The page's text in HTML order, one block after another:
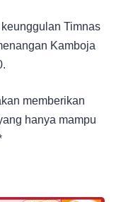
Timnas
Kamboja
memberikan
hanya mampu